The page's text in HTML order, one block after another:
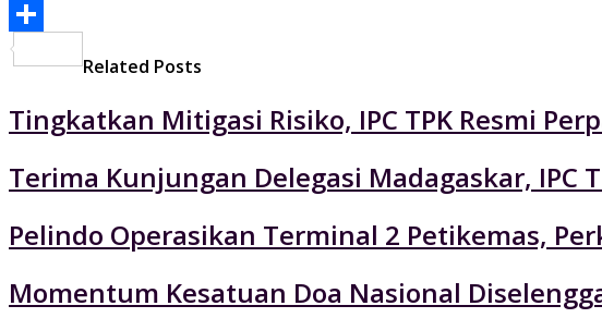
PrintFriendly
Related Posts
Tingkatkan Mitigasi Risiko, IPC TPK Resmi
Terima Kunjungan Delegasi Madagaskar, IPC
Pelindo Operasikan Terminal 2 Petikemas,
Momentum Kesatuan Doa Nasional